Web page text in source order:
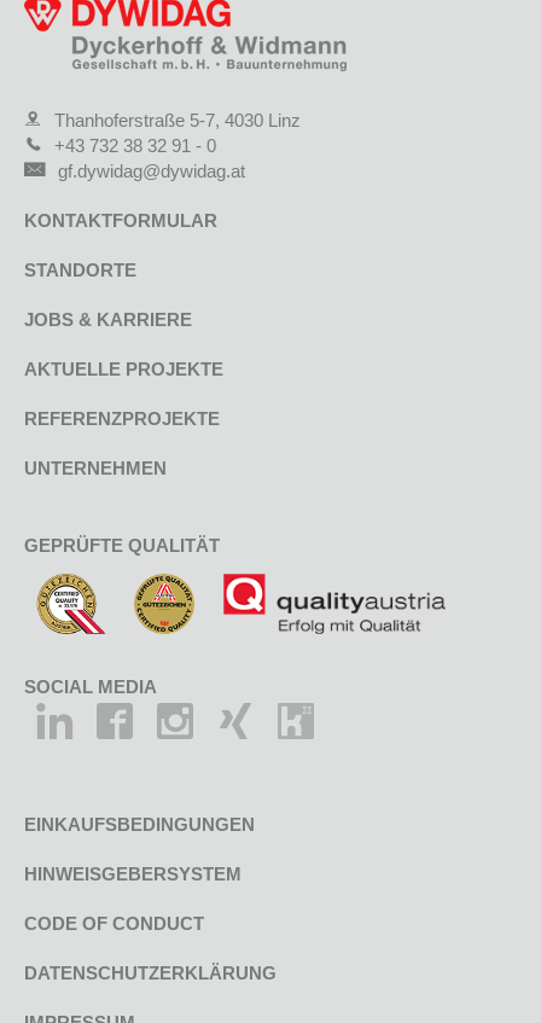
Thanhoferstraße 5-7, 4030 Linz
+43 732 38 32 91 - 0
gf.dywidag@dywidag.at
KONTAKTFORMULAR
STANDORTE
JOBS & KARRIERE
AKTUELLE PROJEKTE
REFERENZPROJEKTE
UNTERNEHMEN
GEPRÜFTE QUALITÄT
SOCIAL MEDIA
EINKAUFSBEDINGUNGEN
HINWEISGEBERSYSTEM
CODE OF CONDUCT
DATENSCHUTZERKLÄRUNG